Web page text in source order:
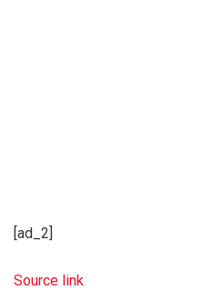
[ad_2]
Source link